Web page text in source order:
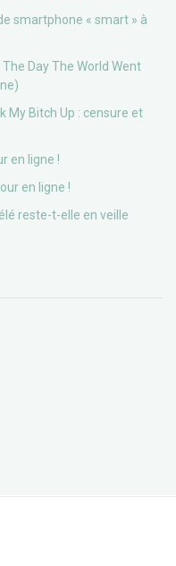
smartphone « smart » à
Day The World Went
My Bitch Up : censure et
en ligne !
en ligne !
reste-t-elle en veille